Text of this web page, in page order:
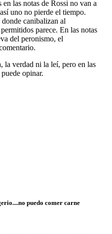
las notas de Rossi no van a
uno no pierde el tiempo.
canibalizan al
parece. En las notas
del peronismo, el
la verdad ni la leí, pero en las
opinar.
puedo comer carne